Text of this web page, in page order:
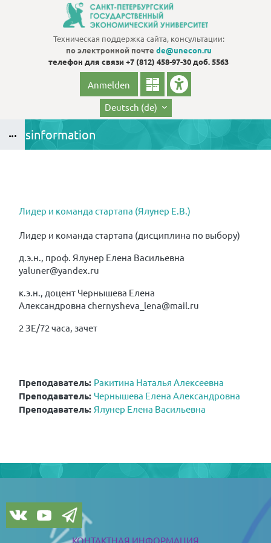
Zum Hauptinhalt
Техническая поддержка сайта, консультации:
по электронной почте de@unecon.ru
телефон для связи+7 (812) 458-97-30 доб. 5563
Anmelden
Deutsch ‎(de)‎
Kursinformation
Лидер и команда стартапа (Ялунер Е.В.)
Лидер и команда стартапа (дисциплина по выбору)
д.э.н., проф. Ялунер Елена Васильевна
yaluner@yandex.ru
к.э.н., доцент Чернышева Елена
Александровна chernysheva_lena@mail.ru
2 ЗЕ/72 часа, зачет
Преподаватель: Ракитина Наталья Алексеевна
Преподаватель: Чернышева Елена Александровна
Преподаватель: Ялунер Елена Васильевна
Blöcke
КОНТАКТНАЯ ИНФОРМАЦИЯ